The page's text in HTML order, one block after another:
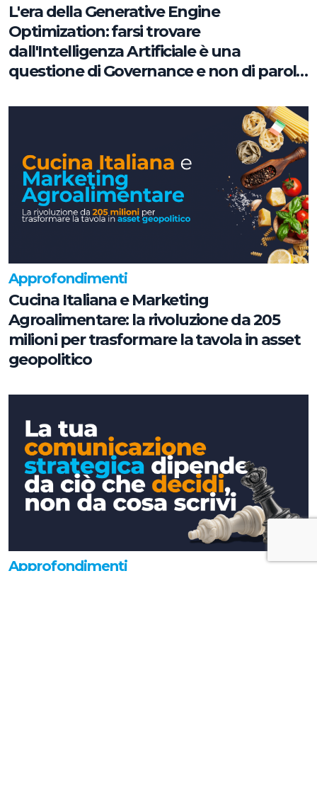
L'era della Generative Engine
Optimization: farsi trovare
dall'Intelligenza Artificiale è una
questione di Governance e non di parole
Approfondimenti
Cucina Italiana e Marketing
Agroalimentare: la rivoluzione da 205
milioni per trasformare la tavola in asset
geopolitico
Approfondimenti